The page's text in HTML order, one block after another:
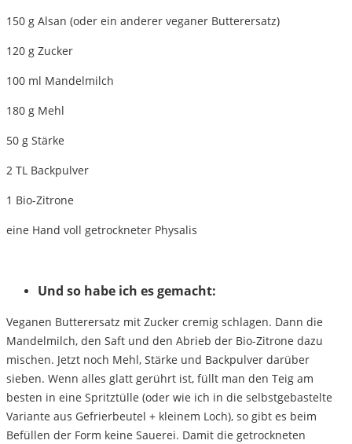
150 g Alsan (oder ein anderer veganer Butterersatz)
120 g Zucker
100 ml Mandelmilch
180 g Mehl
50 g Stärke
2 TL Backpulver
1 Bio-Zitrone
eine Hand voll getrockneter Physalis
Und so habe ich es gemacht:
Veganen Butterersatz mit Zucker cremig schlagen. Dann die
Mandelmilch, den Saft und den Abrieb der Bio-Zitrone dazu
mischen. Jetzt noch Mehl, Stärke und Backpulver darüber
sieben. Wenn alles glatt gerührt ist, füllt man den Teig am
besten in eine Spritztülle (oder wie ich in die selbstgebastelte
Variante aus Gefrierbeutel + kleinem Loch), so gibt es beim
Befüllen der Form keine Sauerei. Damit die getrockneten